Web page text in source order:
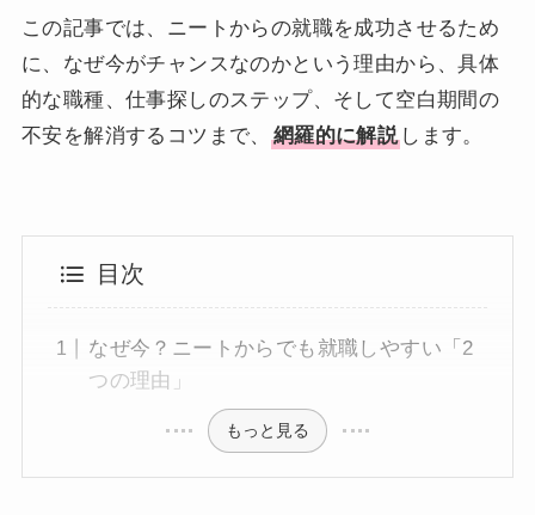
この記事では、ニートからの就職を成功させるため
に、なぜ今がチャンスなのかという理由から、具体
的な職種、仕事探しのステップ、そして空白期間の
不安を解消するコツまで、
網羅的に解説 します。
目次
なぜ今？ニートからでも就職しやすい「2
つの理由」
もっと見る